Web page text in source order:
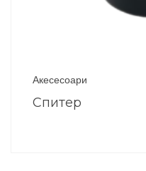
Акесесоари
Спитер